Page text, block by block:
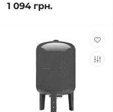
1 094 грн.